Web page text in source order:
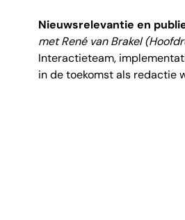
Nieuwsrelevantie en
met René vanBrakel
Interactieteam,
indetoekomst als redactie